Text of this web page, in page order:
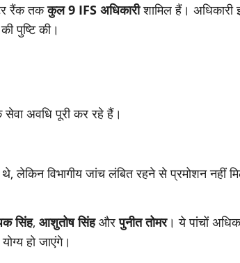
रैंक तककुल 9 IFS अधिकारीशामिल हैं। अधिकारी
पुष्टि की।
अवधि पूरी कर रहे हैं।
लेकिन विभागीय जांच लंबित रहने से प्रमोशन नहीं
सिंह, आशुतोष सिंहऔरपुनीत तोमर। ये पांचों
हो जाएंगे।